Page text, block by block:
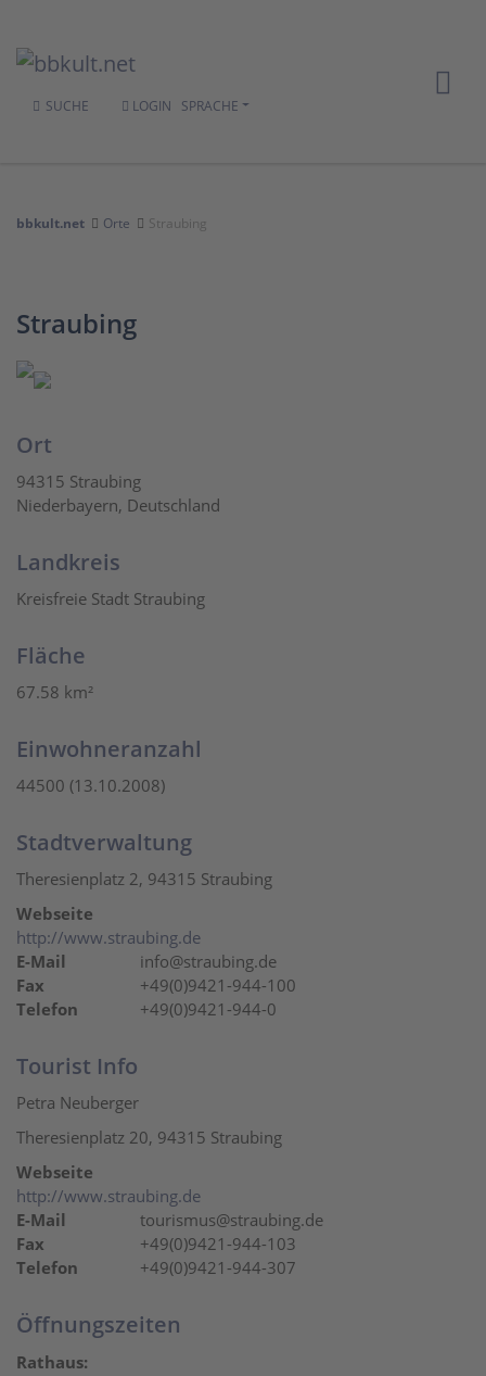
SUCHE LOGIN SPRACHE
bbkult.net Orte Straubing
Straubing
Ort
94315 Straubing
Niederbayern, Deutschland
Landkreis
Kreisfreie Stadt Straubing
Fläche
67.58 km²
Einwohneranzahl
44500 (13.10.2008)
Stadtverwaltung
Theresienplatz 2, 94315 Straubing
Webseite
http://www.straubing.de
E-Mail
info@straubing.de
Fax
+49(0)9421-944-100
Telefon
+49(0)9421-944-0
Tourist Info
Petra Neuberger
Theresienplatz 20, 94315 Straubing
Webseite
http://www.straubing.de
E-Mail
tourismus@straubing.de
Fax
+49(0)9421-944-103
Telefon
+49(0)9421-944-307
Öffnungszeiten
Rathaus: